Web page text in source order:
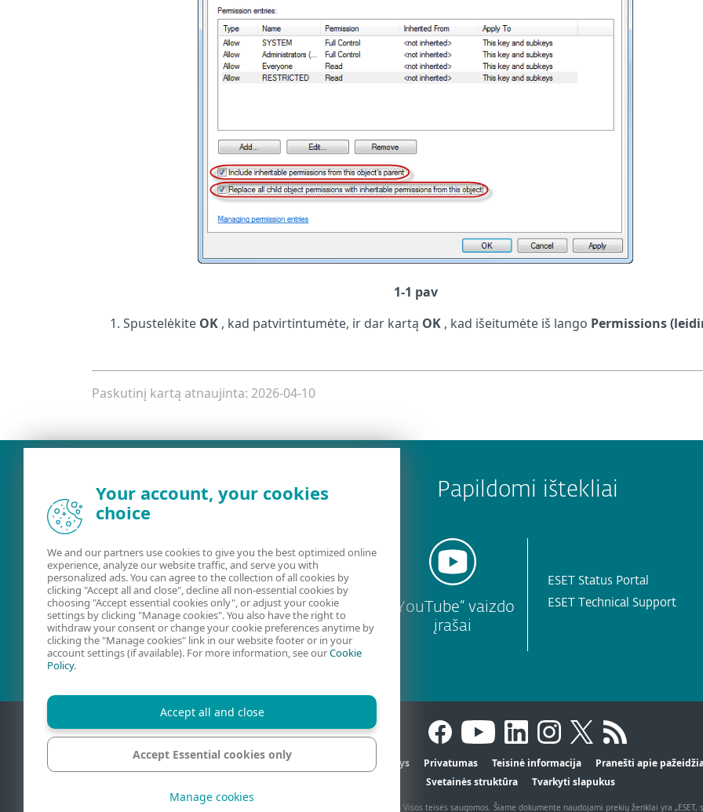
1-1 pav
Spustelėkite OK , kad patvirtintumėte, ir dar kartą OK , kad išeitumėte iš lango Permissions
Paskutinį kartą atnaujinta: 2026-04-10
Papildomi ištekliai
Naudotojo
vadovai
ESET forumas
„YouTube“ vaizdo
įrašai
ESET Status Portal
ESET Technical Support
Kontaktiniai duomenys Privatumas Teisinė informacija
Pranešti apie
Svetainės struktūra
Tvarkyti slapukus
© 1992 - 2026 ESET, spol. s r.o. - Visos teisės saugomos. Šiame dokumente naudojami prekių ženklai yra „ESET,
Your account, your cookies
choice
We and our partners use cookies to give you the best optimized online
experience, analyze our website traffic, and serve you with
personalized ads. You can agree to the collection of all cookies by
clicking "Accept all and close", decline all non-essential cookies by
choosing "Accept essential cookies only", or adjust your cookie
settings by clicking "Manage cookies". You also have the right to
withdraw your consent or change your cookie preferences anytime by
clicking the "Manage cookies" link in our website footer or in your
account settings (if available). For more information, see ourCookie
Policy.
Accept all and close
Accept Essential cookies only
Manage cookies